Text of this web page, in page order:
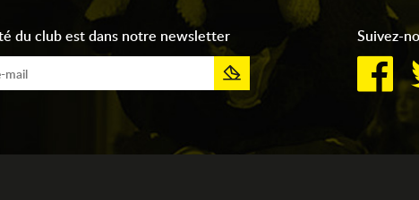
du club est dans notre newsletter Suivez-